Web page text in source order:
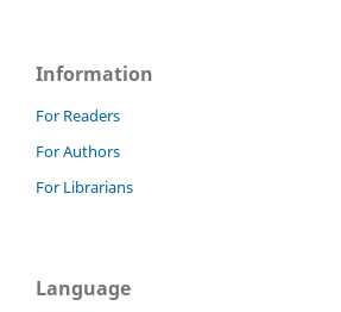
Information
For Readers
For Authors
For Librarians
Language